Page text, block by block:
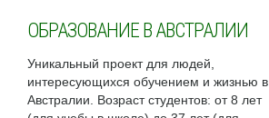
ОБРАЗОВАНИЕ В АВСТРАЛИИ
Уникальный проект для людей,
интересующихся обучением и жизнью в
Австралии. Возраст студентов: от 8 лет